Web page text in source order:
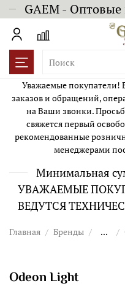
GAEM -
Уважаемые покупатели!
заказов и обращений,
на Ваши звонки.
свяжется первый
рекомендованные
менеджерами
Минимальная
УВАЖАЕМЫЕ
ВЕДУТСЯ
Главная Бренды ...
Odeon Light